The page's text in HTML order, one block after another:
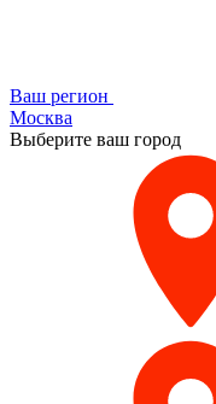
Ваш регион
Москва
Выберите ваш город